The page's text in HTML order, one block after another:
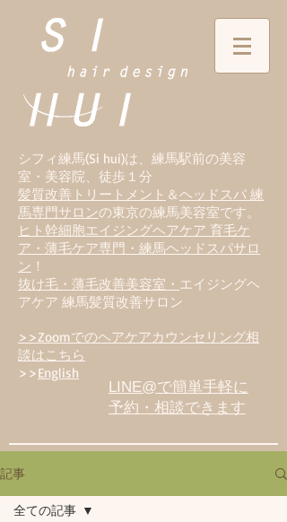
シフィ練馬(Si hui)は、 練馬駅前の美容
室・美容院、徒歩１分
髪質改善トリートメント ＆ヘッドスパ 練
馬専門サロンの東京の練馬美容室です。
ヒト幹細胞エイジングヘアケア 育毛ケ
ア・薄毛ケア専門・練馬ヘッドスパサロ
ン ！
抜け毛・薄毛改善美容室・ エイジングヘ
アケア 練馬髪質改善サロン
>>Zoomでのヘアケアカウンセリング相
談はこちら
>>English
LINE@で簡単手軽に
予約・相談できます
記事
全ての記事